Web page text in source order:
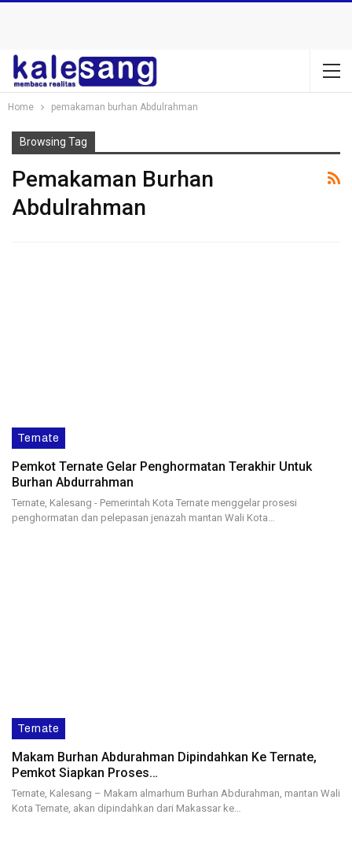
Home pemakaman burhan Abdulrahman
Browsing Tag
Pemakaman Burhan
Abdulrahman
Ternate
Pemkot Ternate Gelar Penghormatan Terakhir Untuk
Burhan Abdurrahman
Ternate, Kalesang - Pemerintah Kota Ternate menggelar prosesi
penghormatan dan pelepasan jenazah mantan Wali Kota…
Ternate
Makam Burhan Abdurahman Dipindahkan Ke Ternate,
Pemkot Siapkan Proses…
Ternate, Kalesang – Makam almarhum Burhan Abdurahman, mantan Wali
Kota Ternate, akan dipindahkan dari Makassar ke…